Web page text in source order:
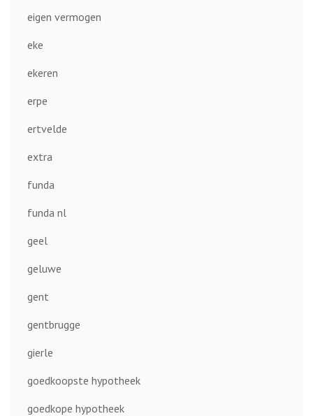
eigen vermogen
eke
ekeren
erpe
ertvelde
extra
funda
funda nl
geel
geluwe
gent
gentbrugge
gierle
goedkoopste hypotheek
goedkope hypotheek